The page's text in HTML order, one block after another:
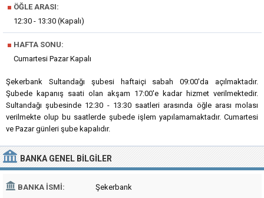
■ ÖĞLE ARASI:
12:30 - 13:30 (Kapalı)
■ HAFTA SONU:
Cumartesi Pazar Kapalı
Şekerbank Sultandağı şubesi haftaiçi sabah 09:00'da açılmaktadır.
Şubede kapanış saati olan akşam 17:00'e kadar hizmet verilmektedir.
Sultandağı şubesinde 12:30 - 13:30 saatleri arasında öğle arası molası
verilmekte olup bu saatlerde şubede işlem yapılamamaktadır. Cumartesi
ve Pazar günleri şube kapalıdır.
BANKA GENEL BILGILER
BANKA İSMI: Şekerbank